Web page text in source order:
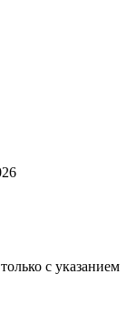
с указанием